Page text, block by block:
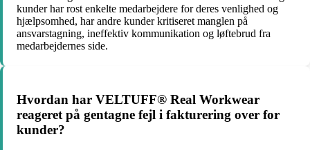
kunder har rost enkelte medarbejdere for deres venlighed og
hjælpsomhed, har andre kunder kritiseret manglen på
ansvarstagning, ineffektiv kommunikation og løftebrud fra
medarbejdernes side.
Hvordan har VELTUFF® Real Workwear
reageret på gentagne fejl i fakturering over for
kunder?